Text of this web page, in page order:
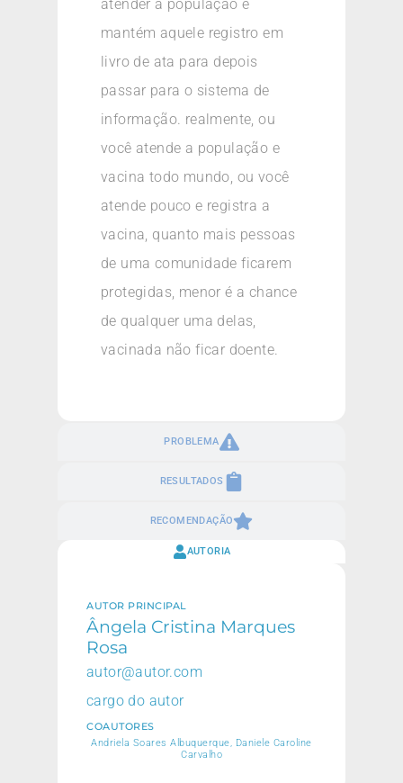
PROBLEMA
RESULTADOS
RECOMENDAÇÃO
atender a população e
mantém aquele registro em
livro de ata para depois
passar para o sistema de
informação. realmente, ou
você atende a população e
vacina todo mundo, ou você
atende pouco e registra a
vacina, quanto mais pessoas
de uma comunidade ficarem
protegidas, menor é a chance
de qualquer uma delas,
vacinada não ficar doente.
AUTORIA
AUTOR PRINCIPAL
Ângela Cristina Marques
Rosa
autor@autor.com
cargo do autor
COAUTORES
Andriela Soares Albuquerque, Daniele Caroline
Carvalho